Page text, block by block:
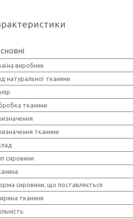
виробник
натуральної тканини
тканини
тканини
сировини
сировини, що поставляється
тканини